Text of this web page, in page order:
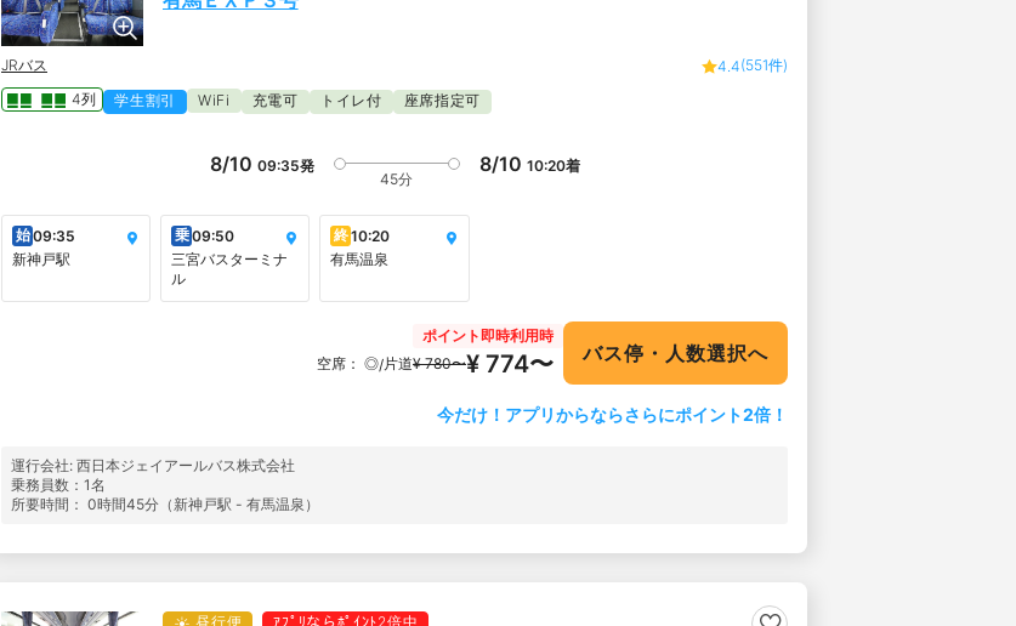
JRバス 4.4(551件)
4列
学生割引 WiFi 充電可 トイレ付 座席指定可
8/10 09:35発
45分
8/10 10:20着
始09:35
新神戸駅
乗09:50
三宮バスターミナ
ル
終10:20
有馬温泉
ポイント即時利用時
空席： ◎/片道¥ 780〜¥ 774〜 バス停・人数選択へ
今だけ！アプリからならさらにポイント2倍！
運行会社: 西日本ジェイアールバス株式会社
乗務員数：1名
所要時間： 0時間45分（新神戸駅 - 有馬温泉）
昼行便 ｱﾌﾟﾘならﾎﾟｲﾝﾄ2倍中